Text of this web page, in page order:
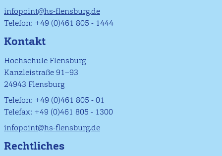
infopoint@hs-flensburg.de
Telefon: +49 (0)461 805 - 1444
Kontakt
Hochschule Flensburg
Kanzleistraße 91–93
24943 Flensburg
Telefon: +49 (0)461 805 - 01
Telefax: +49 (0)461 805 - 1300
infopoint@hs-flensburg.de
Rechtliches